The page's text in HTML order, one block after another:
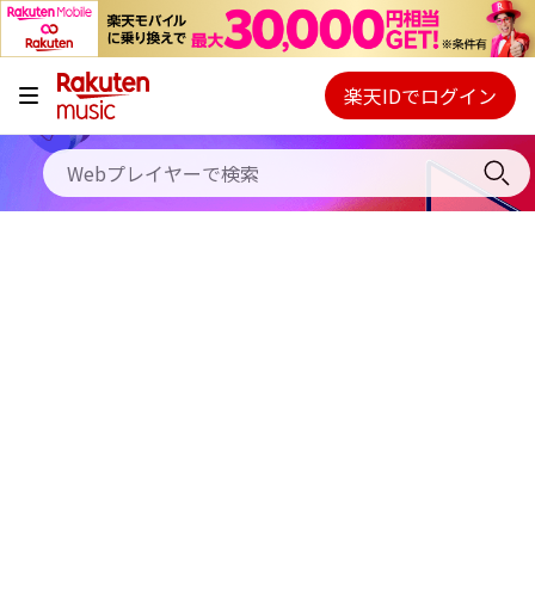
キャンペーン
料金プラン
使い方
Webプレイヤー
ご契約内容の確認・変更
楽天IDでログイン